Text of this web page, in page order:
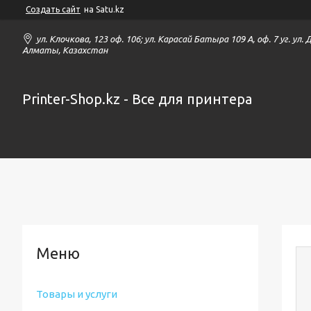
Создать сайт на Satu.kz
ул. Клочкова, 123 оф. 106; ул. Карасай Батыра 109 А, оф. 7 уг. ул.
Алматы, Казахстан
Printer-Shop.kz - Все для принтера
Товары и услуги